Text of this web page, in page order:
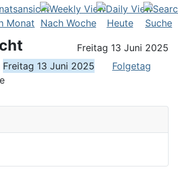
Monat Nach Woche Heute Suche
Freitag 13 Juni 2025
Freitag 13 Juni 2025
Folgetag